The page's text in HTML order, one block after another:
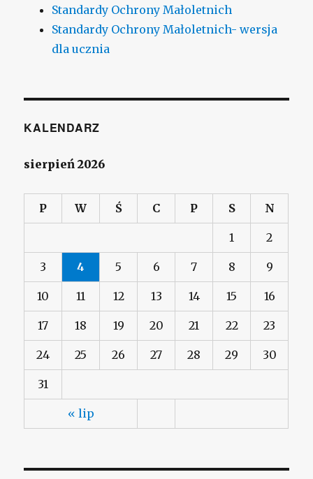
Standardy Ochrony Małoletnich
Standardy Ochrony Małoletnich- wersja
dla ucznia
KALENDARZ
sierpień 2026
P W Ś C P S N
« lip
1 2
3 4 5 6 7 8 9
10 11 12 13 14 15 16
17 18 19 20 21 22 23
24 25 26 27 28 29 30
31